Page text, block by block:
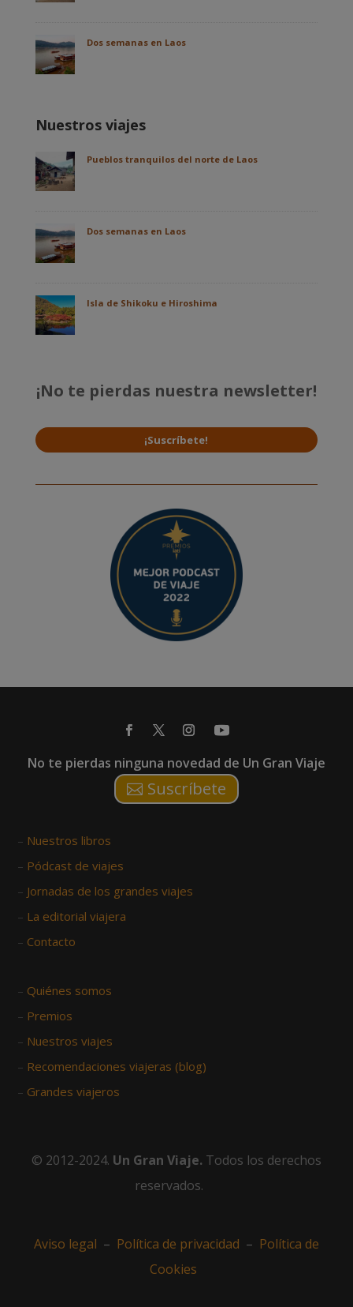
Dos semanas en Laos
Nuestros viajes
Pueblos tranquilos del norte de Laos
Dos semanas en Laos
Isla de Shikoku e Hiroshima
¡No te pierdas nuestra newsletter!
¡Suscríbete!
No te pierdas ninguna novedad de Un Gran Viaje
Suscríbete
– Nuestros libros
– Pódcast de viajes
– Jornadas de los grandes viajes
– La editorial viajera
– Contacto
– Quiénes somos
– Premios
– Nuestros viajes
– Recomendaciones viajeras (blog)
– Grandes viajeros
© 2012-2024. Un Gran Viaje. Todos los derechos
reservados.
Aviso legal – Política de privacidad – Política de
Cookies